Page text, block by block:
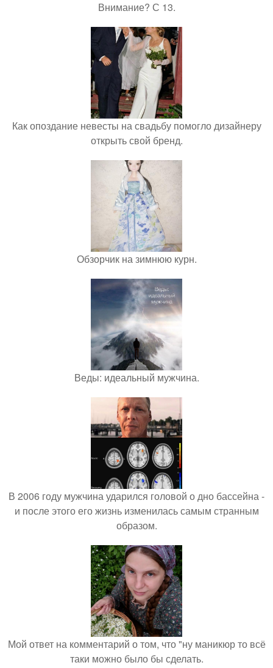
Внимание? С 13.
Как опоздание невесты на свадьбу помогло дизайнеру
открыть свой бренд.
Обзорчик на зимнюю курн.
Веды: идеальный мужчина.
В 2006 году мужчина ударился головой о дно бассейна -
и после этого его жизнь изменилась самым странным
образом.
Мой ответ на комментарий о том, что "ну маникюр то всё
таки можно было бы сделать.